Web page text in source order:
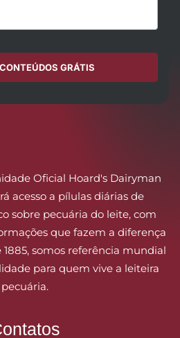
GRÁTIS
Oficial Hoard's Dairyman
acesso a pílulas diárias de
sobre pecuária do leite, com
que fazem a diferença
1885, somos referência mundial
para quem vive a leiteira
pecuária.